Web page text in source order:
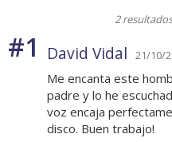
2
#1 David Vidal 21/10/
Me encanta este
padre y lo he
voz encaja
disco. Buen trabajo!